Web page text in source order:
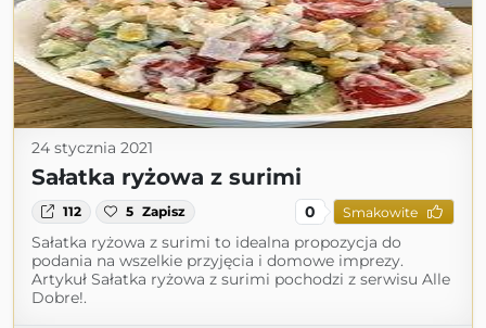
24 stycznia 2021
Sałatka ryżowa z surimi
112 5 Zapisz 0 Smakowite
Sałatka ryżowa z surimi to idealna propozycja do
podania na wszelkie przyjęcia i domowe imprezy.
Artykuł Sałatka ryżowa z surimi pochodzi z serwisu Alle
Dobre!.